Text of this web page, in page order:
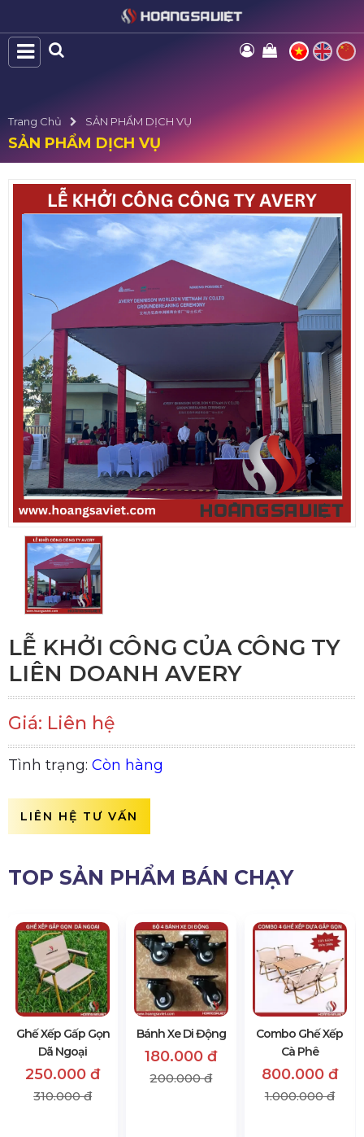
Trang Chủ SẢN PHẨM DỊCH VỤ
SẢN PHẨM DỊCH VỤ
LỄ KHỞI CÔNG CỦA CÔNG TY
LIÊN DOANH AVERY
Giá: Liên hệ
Tình trạng: Còn hàng
LIÊN HỆ TƯ VẤN
TOP SẢN PHẨM BÁN CHẠY
Ghế Xếp Gấp Gọn
Dã Ngoại
250.000 đ
310.000 đ
Bánh Xe Di Động
180.000 đ
200.000 đ
Combo Ghế Xếp
Cà Phê
800.000 đ
1.000.000 đ